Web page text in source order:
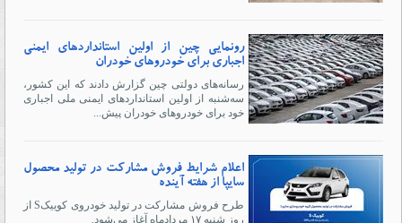
رونمایی چین از اولین استانداردهای ایمنی
اجباری برای خودروهای خودران
رسانه‌های دولتی چین گزارش دادند که این کشور،
سه‌شنبه از اولین استانداردهای ایمنی ملی اجباری
خود برای خودروهای خودران پیش...
اعلام شرایط فروش مشارکت در تولید محصول
سایپا از هفته آینده
طرح فروش مشارکت در تولید خودروی کوییکS از
روز شنبه ۱۷ مردادماه آغاز می‌شود.